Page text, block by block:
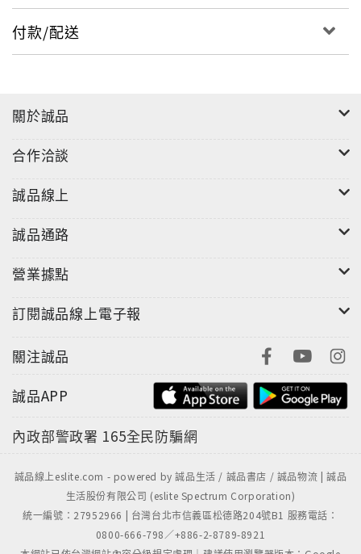
手術可以治療第二型糖尿病！
率。但醫界近年來研究結果證實接受胃腸道手術後，可
風險及併發症，因此需要良好的術前評估及術後配合，
☑ BMI值＞40的病態性肥胖者及其關心影響健康的家人
☑ BMI值＞35且有肥胖相關併發症者
☑ BMI值＞30且肥胖相關併發症控制不良者
☑ 患有第二型糖尿病者且BMI值＞32.5
疾病者，且BMI值＞27.5
減重及代謝性（或糖尿病）手術後的飲食＆營養照護重
●術後第1～3天：清流質飲食
●術後第3週：半流質及軟質飲食
●術後1個月：低熱量均衡飲食
●充分補充水分
●多食用鐵質豐富食物&盡量補充蛋白質
付款/配送
關於誠品
合作洽談
誠品線上
誠品通路
營業據點
訂閱誠品線上電子報
關注誠品
誠品APP
內政部警政署 165全民防騙網
誠品線上eslite.com - powered by 誠品生活 / 誠品書店 / 誠品物流 | 誠品
生活股份有限公司 (eslite Spectrum Corporation)
統一編號：27952966 | 台灣台北市信義區松德路204號B1 服務電話：
0800-666-798／+886-2-8789-8921